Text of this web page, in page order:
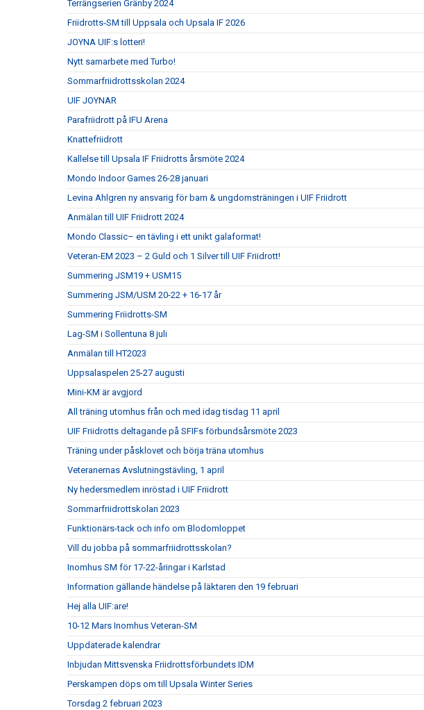
Terrängserien Gränby 2024
Friidrotts-SM till Uppsala och Upsala IF 2026
JOYNA UIF:s lotteri!
Nytt samarbete med Turbo!
Sommarfriidrottsskolan 2024
UIF JOYNAR
Parafriidrott på IFU Arena
Knattefriidrott
Kallelse till Upsala IF Friidrotts årsmöte 2024
Mondo Indoor Games 26-28 januari
Levina Ahlgren ny ansvarig för barn & ungdomsträningen i UIF Friidrott
Anmälan till UIF Friidrott 2024
Mondo Classic– en tävling i ett unikt galaformat!
Veteran-EM 2023 – 2 Guld och 1 Silver till UIF Friidrott!
Summering JSM19 + USM15
Summering JSM/USM 20-22 + 16-17 år
Summering Friidrotts-SM
Lag-SM i Sollentuna 8 juli
Anmälan till HT2023
Uppsalaspelen 25-27 augusti
Mini-KM är avgjord
All träning utomhus från och med idag tisdag 11 april
UIF Friidrotts deltagande på SFIFs förbundsårsmöte 2023
Träning under påsklovet och börja träna utomhus
Veteranernas Avslutningstävling, 1 april
Ny hedersmedlem inröstad i UIF Friidrott
Sommarfriidrottskolan 2023
Funktionärs-tack och info om Blodomloppet
Vill du jobba på sommarfriidrottsskolan?
Inomhus SM för 17-22-åringar i Karlstad
Information gällande händelse på läktaren den 19 februari
Hej alla UIF:are!
10-12 Mars Inomhus Veteran-SM
Uppdaterade kalendrar
Inbjudan Mittsvenska Friidrottsförbundets IDM
Perskampen döps om till Upsala Winter Series
Torsdag 2 februari 2023